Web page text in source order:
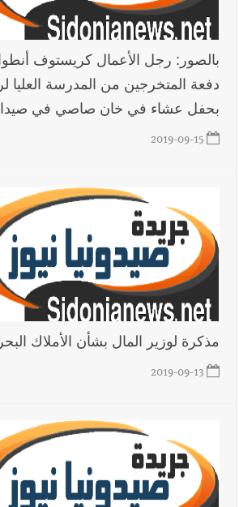
أخبار صيدا بالصور : بلدية صيدا تستقبل
استعراض شامل لمشاريع وتأكيدٌ على حماية
القديمة
أخبار صيدا عمر مرجان يطلق أكاديمية نادي
أخبار لبنان
بالتفاصيل : جلسة لمجلس الوزراء
والمقررات : تعيينات ورد 4
شدد على تفهم ترامب واردوغان لوضع لبنان
اقتصادي يتم العمل عليه في واشنطن
أخبار لبنان مفكرة النشاطات الرسمية
8-8-2026
قراءات ومستجدات ومواقف في
السبت 8-8-2026: لاءات إسرائيل
واتفاق مكة على طاولة الإقليم؟ | استهداف
منسوب التصعيد الإسرائيلي؟ | الخيام وبنت
بالصور: رجل الأعمال كريستوف
بحفل عشاء في خان صاصي في صيدا
2019-09-15
مذكرة لوزير المال بشأن الأملاك
2019-09-13